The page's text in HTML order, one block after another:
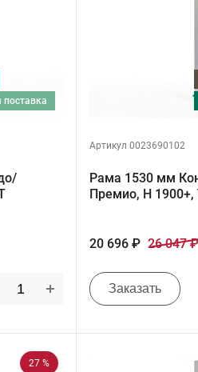
поставка
Артикул 0023690102
Рама 1530 мм
Премио, H
20 696 ₽ 26 047 ₽
Заказать
27 %